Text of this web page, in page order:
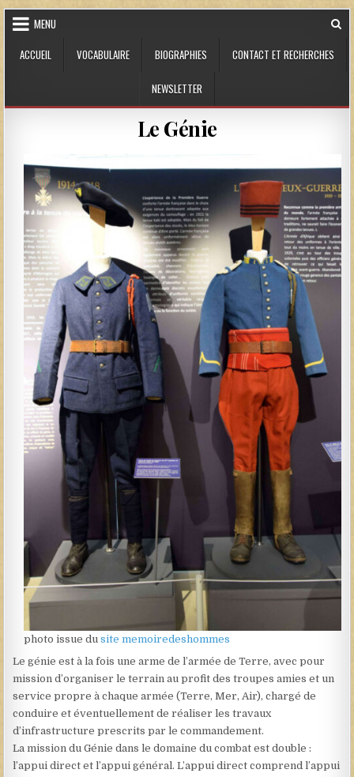
Skip to content
MENU
ACCUEIL
VOCABULAIRE BIOGRAPHIES CONTACT ET RECHERCHES
NEWSLETTER
Le Génie
photo issue du site memoiredeshommes
Le génie est à la fois une arme de l’armée de Terre, avec pour
mission d’organiser le terrain au profit des troupes amies et un
service propre à chaque armée (Terre, Mer, Air), chargé de
conduire et éventuellement de réaliser les travaux
d’infrastructure prescrits par le commandement.
La mission du Génie dans le domaine du combat est double :
l’appui direct et l’appui général. L’appui direct comprend l’appui